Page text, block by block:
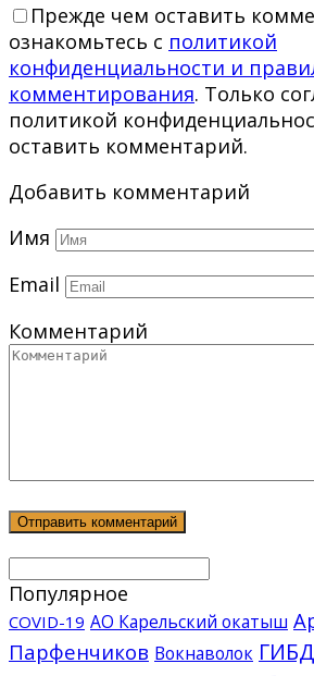
Прежде чем оставить
ознакомьтесь с политикой
конфиденциальности и
комментирования. Только
политикой
оставить комментарий.
Добавить комментарий
Имя
Email
Комментарий
Популярное
COVID-19 АО Карельский окатыш
Парфенчиков Вокнаволок